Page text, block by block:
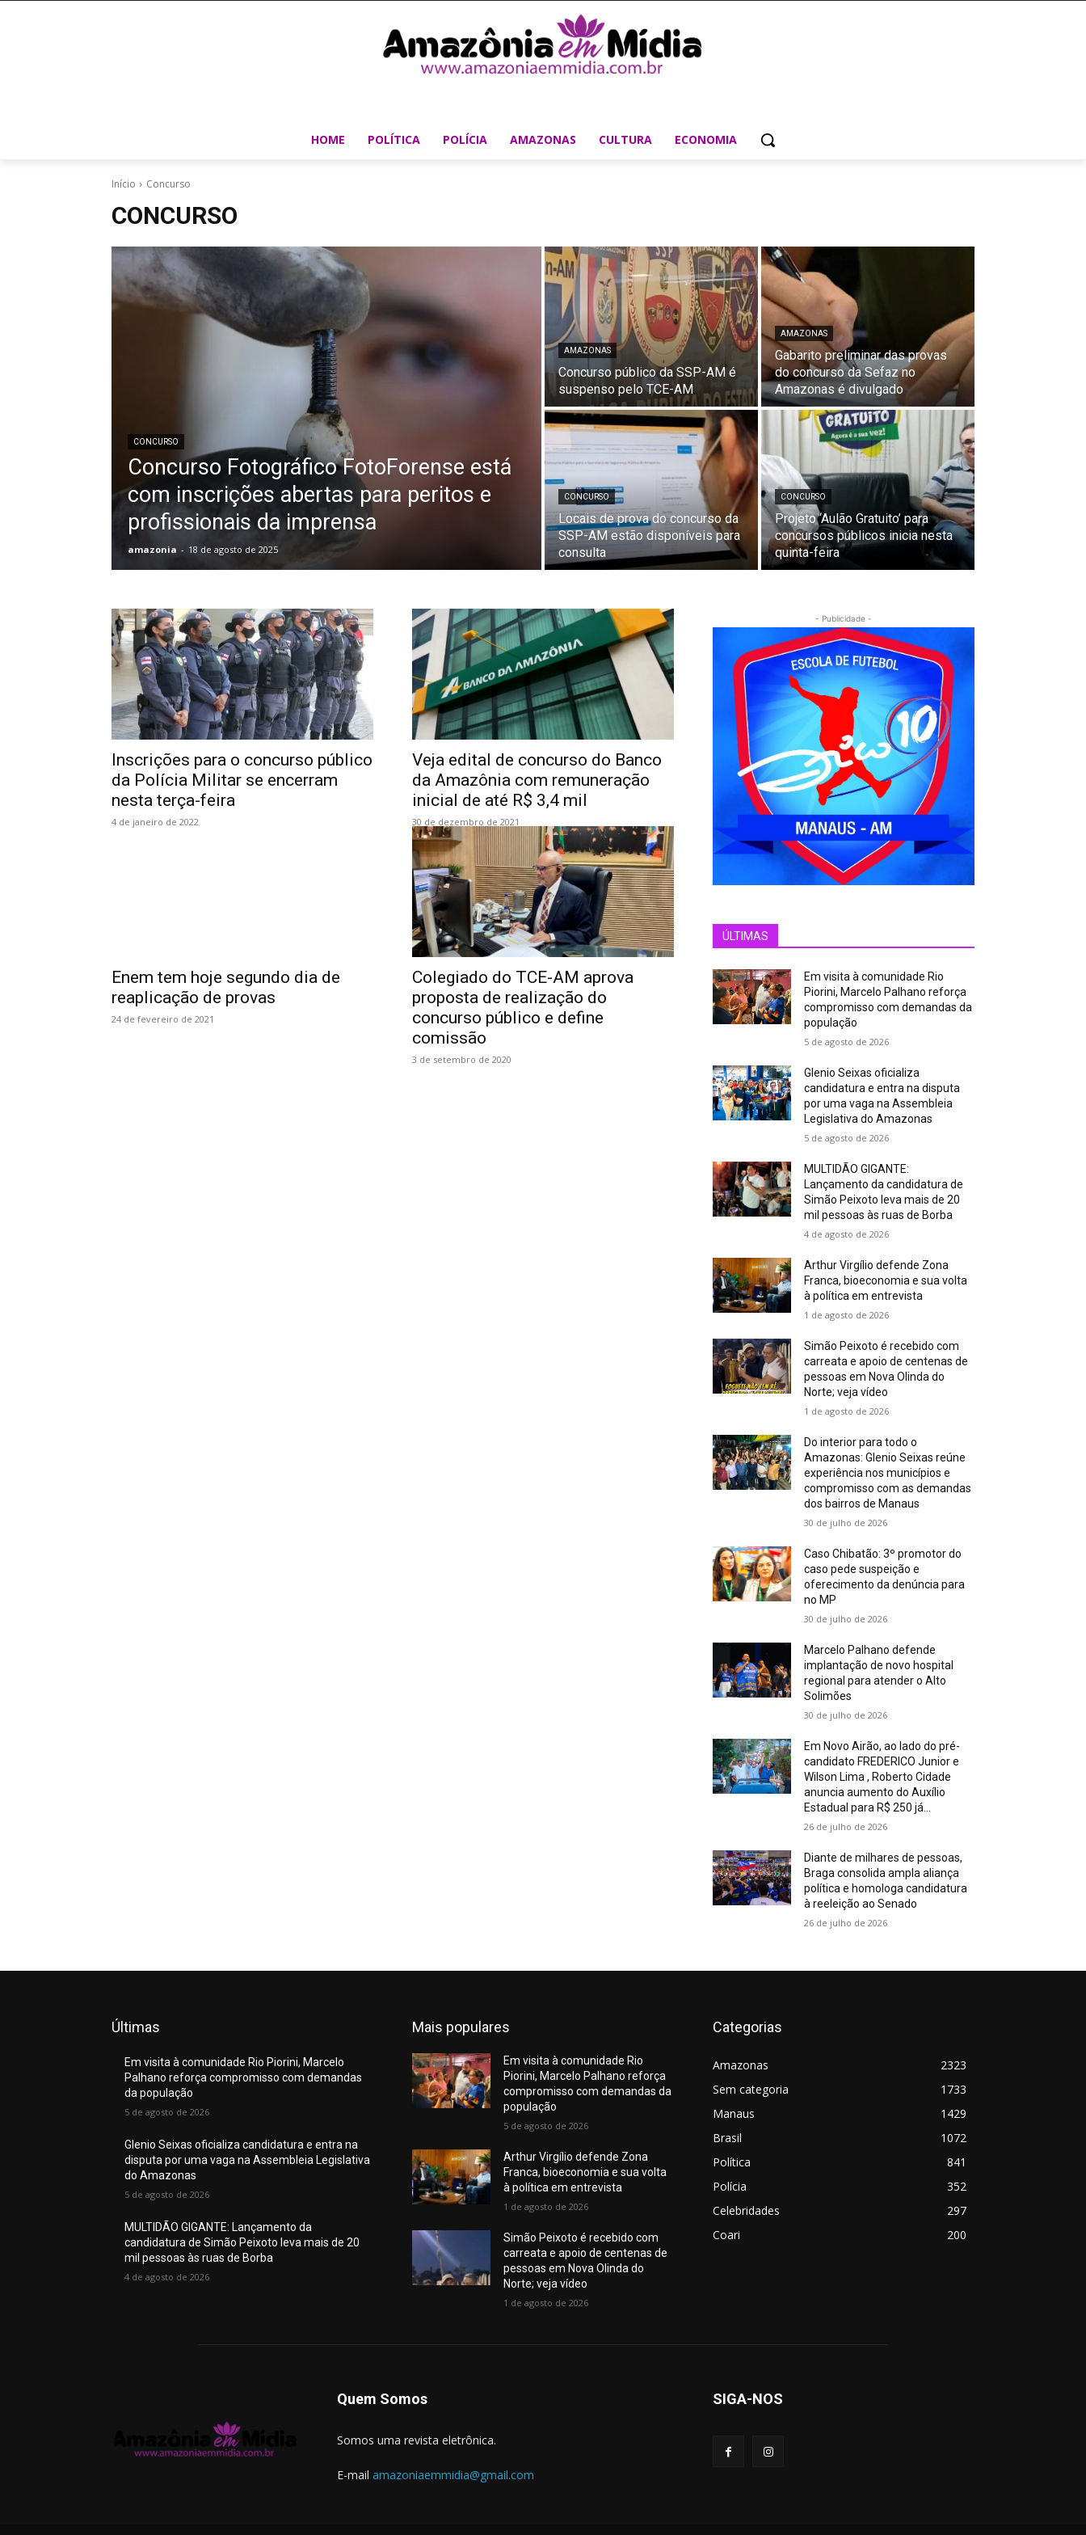
HOME POLÍTICA POLÍCIA AMAZONAS CULTURA ECONOMIA
Início Concurso
CONCURSO
CONCURSO
Concurso Fotográfico FotoForense está
com inscrições abertas para peritos e
profissionais da imprensa
amazonia - 18 de agosto de 2025
AMAZONAS
Concurso público da SSP-AM é
suspenso pelo TCE-AM
AMAZONAS
Gabarito preliminar das provas
do concurso da Sefaz no
Amazonas é divulgado
CONCURSO
Locais de prova do concurso da
SSP-AM estão disponíveis para
consulta
CONCURSO
Projeto ‘Aulão Gratuito’ para
concursos públicos inicia nesta
quinta-feira
Inscrições para o concurso público
da Polícia Militar se encerram
nesta terça-feira
4 de janeiro de 2022
Veja edital de concurso do Banco
da Amazônia com remuneração
inicial de até R$ 3,4 mil
30 de dezembro de 2021
Enem tem hoje segundo dia de
reaplicação de provas
24 de fevereiro de 2021
Colegiado do TCE-AM aprova
proposta de realização do
concurso público e define
comissão
3 de setembro de 2020
- Publicidade -
ÚLTIMAS
Em visita à comunidade Rio
Piorini, Marcelo Palhano reforça
compromisso com demandas da
população
5 de agosto de 2026
Glenio Seixas oficializa
candidatura e entra na disputa
por uma vaga na Assembleia
Legislativa do Amazonas
5 de agosto de 2026
MULTIDÃO GIGANTE:
Lançamento da candidatura de
Simão Peixoto leva mais de 20
mil pessoas às ruas de Borba
4 de agosto de 2026
Arthur Virgílio defende Zona
Franca, bioeconomia e sua volta
à política em entrevista
1 de agosto de 2026
Simão Peixoto é recebido com
carreata e apoio de centenas de
pessoas em Nova Olinda do
Norte; veja vídeo
1 de agosto de 2026
Do interior para todo o
Amazonas: Glenio Seixas reúne
experiência nos municípios e
compromisso com as demandas
dos bairros de Manaus
30 de julho de 2026
Caso Chibatão: 3º promotor do
caso pede suspeição e
oferecimento da denúncia para
no MP
30 de julho de 2026
Marcelo Palhano defende
implantação de novo hospital
regional para atender o Alto
Solimões
30 de julho de 2026
Em Novo Airão, ao lado do pré-
candidato FREDERICO Junior e
Wilson Lima , Roberto Cidade
anuncia aumento do Auxílio
Estadual para R$ 250 já...
26 de julho de 2026
Diante de milhares de pessoas,
Braga consolida ampla aliança
política e homologa candidatura
à reeleição ao Senado
26 de julho de 2026
Últimas
Em visita à comunidade Rio Piorini, Marcelo
Palhano reforça compromisso com demandas
da população
5 de agosto de 2026
Glenio Seixas oficializa candidatura e entra na
disputa por uma vaga na Assembleia Legislativa
do Amazonas
5 de agosto de 2026
MULTIDÃO GIGANTE: Lançamento da
candidatura de Simão Peixoto leva mais de 20
mil pessoas às ruas de Borba
4 de agosto de 2026
Mais populares
Em visita à comunidade Rio
Piorini, Marcelo Palhano reforça
compromisso com demandas da
população
5 de agosto de 2026
Arthur Virgílio defende Zona
Franca, bioeconomia e sua volta
à política em entrevista
1 de agosto de 2026
Simão Peixoto é recebido com
carreata e apoio de centenas de
pessoas em Nova Olinda do
Norte; veja vídeo
1 de agosto de 2026
Categorias
Amazonas
2323
Sem categoria
1733
Manaus
1429
Brasil
1072
Política
841
Polícia
352
Celebridades
297
Coari
200
Quem Somos
Somos uma revista eletrônica.
E-mail amazoniaemmidia@gmail.com
SIGA-NOS